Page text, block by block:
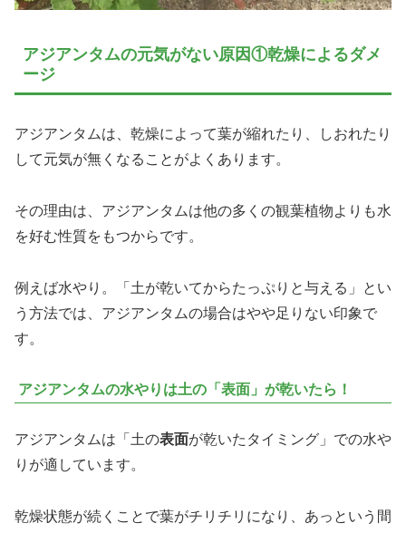
アジアンタムの元気がない原因①乾燥によるダメ
ージ
アジアンタムは、乾燥によって葉が縮れたり、しおれたり
して元気が無くなることがよくあります。
その理由は、アジアンタムは他の多くの観葉植物よりも水
を好む性質をもつからです。
例えば水やり。「土が乾いてからたっぷりと与える」とい
う方法では、アジアンタムの場合はやや足りない印象で
す。
アジアンタムの水やりは土の「表面」が乾いたら！
アジアンタムは「土の表面が乾いたタイミング」での水や
りが適しています。
乾燥状態が続くことで葉がチリチリになり、あっという間